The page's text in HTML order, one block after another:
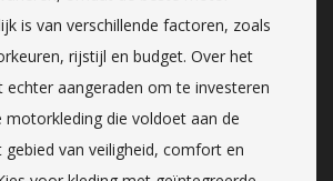
is van verschillende factoren, zoals
rijstijl en budget. Over het
echter aangeraden om te investeren
motorkleding die voldoet aan de
van veiligheid, comfort en